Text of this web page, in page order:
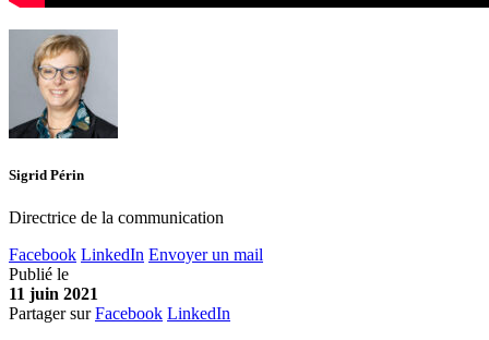
Sigrid Périn
Directrice de la communication
Facebook LinkedIn Envoyer un mail
Publié le
11 juin 2021
Partager sur Facebook LinkedIn